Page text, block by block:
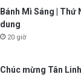
Bánh Mì Sáng | Thứ
dung
20 giờ
Chúc mừng Tân